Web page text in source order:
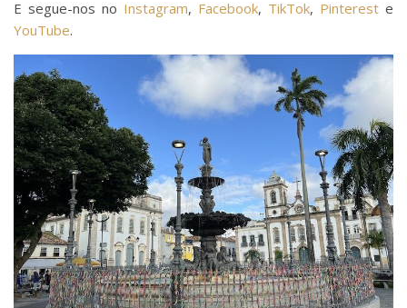
E segue-nos no Instagram, Facebook, TikTok, Pinterest e
YouTube.